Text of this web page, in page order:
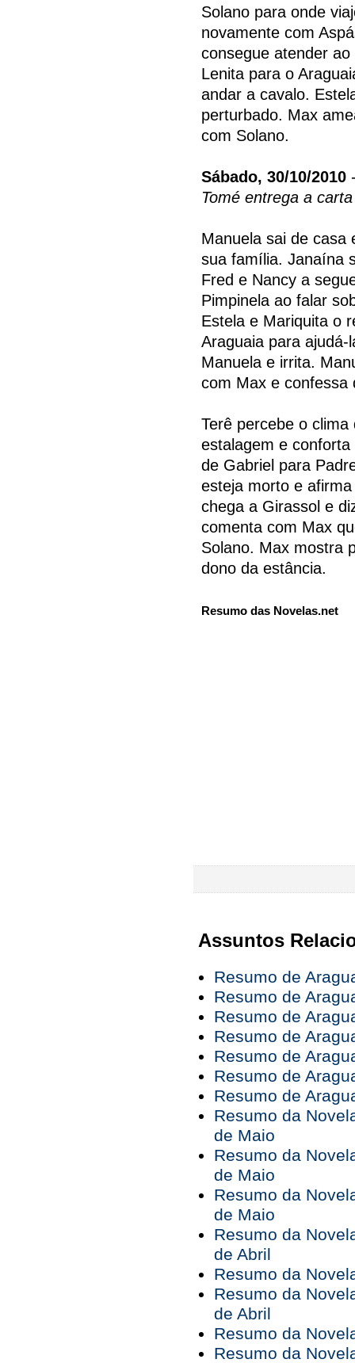
Solano para onde
novamente com
consegue atender
Lenita para o
andar a cavalo.
perturbado. Max
com Solano.
Sábado, 30/10/2010
Tomé entrega a
Manuela sai de casa
sua família. Janaína
Fred e Nancy a
Pimpinela ao falar
Estela e Mariquita o
Araguaia para
Manuela e irrita.
com Max e confessa
Terê percebe o
estalagem e
de Gabriel para
esteja morto e
chega a Girassol e
comenta com Max
Solano. Max mostra
dono da estância.
Resumo das Novelas.net
Assuntos
Resumo de
Resumo de
Resumo de
Resumo de
Resumo de
Resumo de
Resumo de
Resumo da
de Maio
Resumo da
de Maio
Resumo da
de Maio
Resumo da
de Abril
Resumo da
Resumo da
de Abril
Resumo da
Resumo da